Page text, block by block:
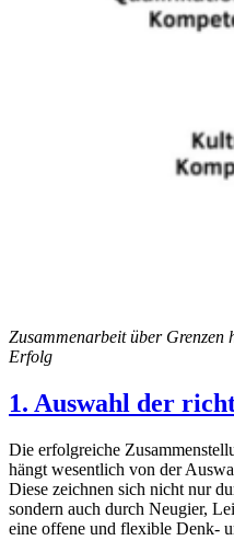
Zusammenarbeit über Grenzen
Erfolg
1. Auswahl der
Die erfolgreiche
hängt wesentlich von der
Diese zeichnen sich nicht nur
sondern auch durch Neugier,
eine offene und flexible Denk-